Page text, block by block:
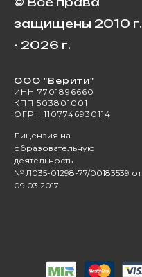
защищены 2010 г.
- 2026 г.
ООО "Верити"
ИНН 7701896660
КПП 503801001
ОГРН 1107746930114
Лицензия на
образовательную
деятельность
№ Л035-01298-77/00183539 от
09.03.2017